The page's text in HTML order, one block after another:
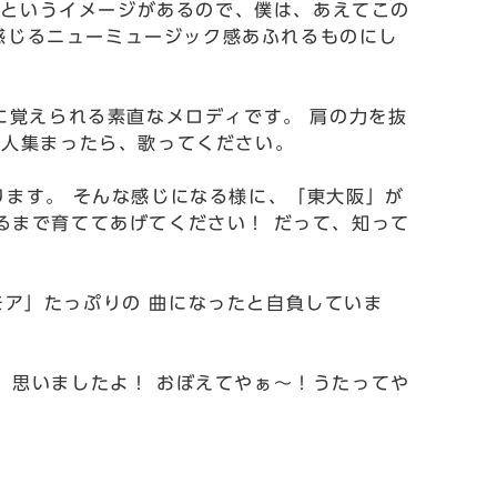
うイメージがあるので、僕は、あえてこの
るニューミュージック感あふれるものにし
えられる素直なメロディです。 肩の力を抜
集まったら、歌ってください。
す。 そんな感じになる様に、「東大阪」が
で育ててあげてください！ だって、知って
」たっぷりの 曲になったと自負していま
いましたよ！ おぼえてやぁ～！うたってや